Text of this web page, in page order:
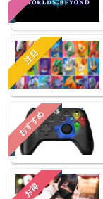
注目
おすすめ
お得